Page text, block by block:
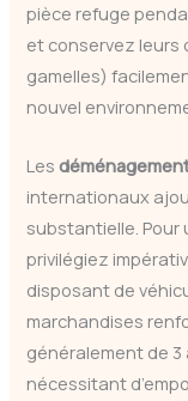
pièce refuge
et conservez leurs
gamelles)
nouvel
Les
internationaux
substantielle. Pour
privilégiez
disposant de
marchandises
généralement de 3
nécessitant